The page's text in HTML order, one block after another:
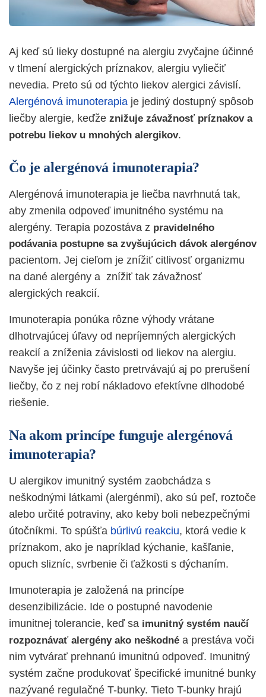
Aj keď sú lieky dostupné na alergiu zvyčajne účinné
v tlmení alergických príznakov, alergiu vyliečiť
nevedia. Preto sú od týchto liekov alergici závislí.
Alergénová imunoterapia je jediný dostupný spôsob
liečby alergie, keďže znižuje závažnosť príznakov a
potrebu liekov u mnohých alergikov.
Čo je alergénová imunoterapia?
Alergénová imunoterapia je liečba navrhnutá tak,
aby zmenila odpoveď imunitného systému na
alergény. Terapia pozostáva z pravidelného
podávania postupne sa zvyšujúcich dávok alergénov
pacientom. Jej cieľom je znížiť citlivosť organizmu
na dané alergény a znížiť tak závažnosť
alergických reakcií.
Imunoterapia ponúka rôzne výhody vrátane
dlhotrvajúcej úľavy od nepríjemných alergických
reakcií a zníženia závislosti od liekov na alergiu.
Navyše jej účinky často pretrvávajú aj po prerušení
liečby, čo z nej robí nákladovo efektívne dlhodobé
riešenie.
Na akom princípe funguje alergénová
imunoterapia?
U alergikov imunitný systém zaobchádza s
neškodnými látkami (alergénmi), ako sú peľ, roztoče
alebo určité potraviny, ako keby boli nebezpečnými
útočníkmi. To spúšťa búrlivú reakciu, ktorá vedie k
príznakom, ako je napríklad kýchanie, kašľanie,
opuch slizníc, svrbenie či ťažkosti s dýchaním.
Imunoterapia je založená na princípe
desenzibilizácie. Ide o postupné navodenie
imunitnej tolerancie, keď sa imunitný systém naučí
rozpoznávať alergény ako neškodné a prestáva voči
nim vytvárať prehnanú imunitnú odpoveď. Imunitný
systém začne produkovať špecifické imunitné bunky
nazývané regulačné T-bunky. Tieto T-bunky hrajú